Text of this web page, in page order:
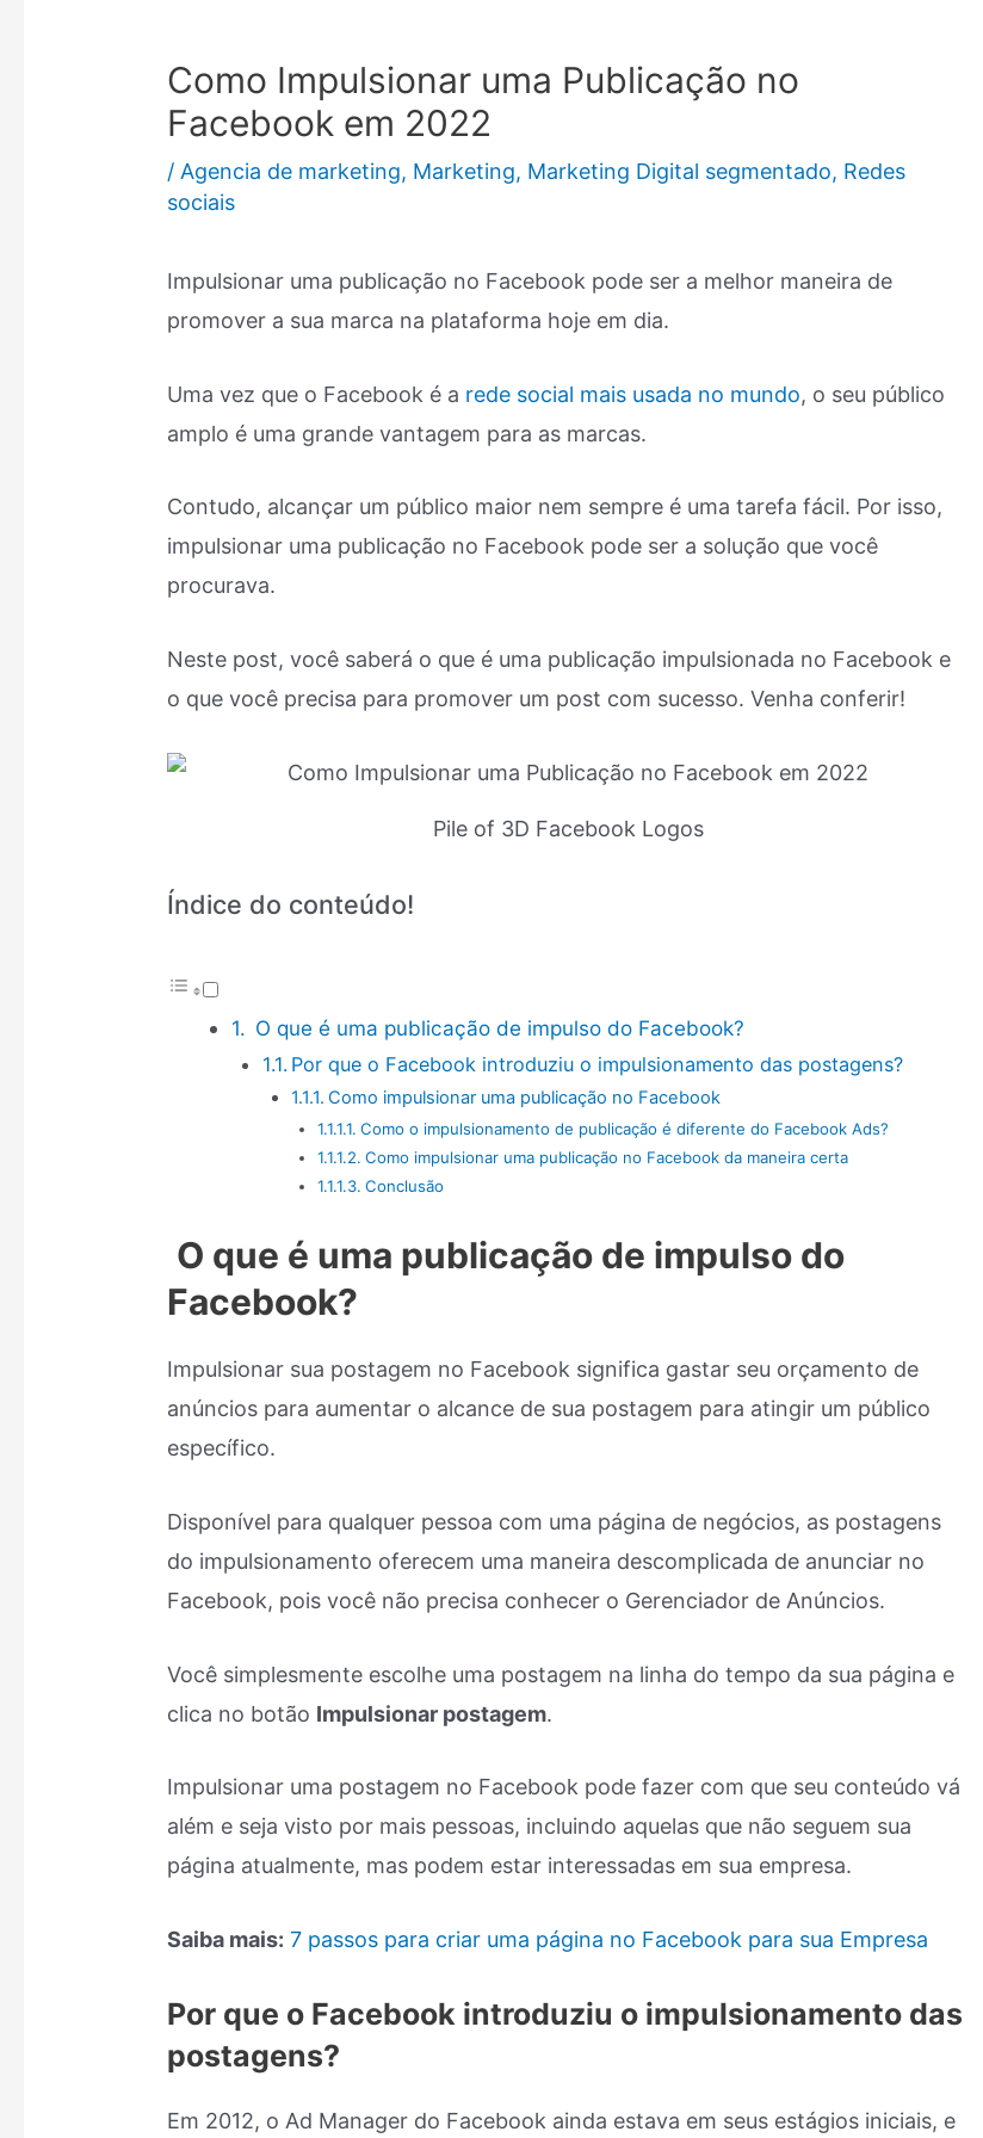
Como Impulsionar uma Publicação no
Facebook em 2022
/ Agencia de marketing, Marketing, Marketing Digital segmentado, Redes
sociais
Impulsionar uma publicação no Facebook pode ser a melhor maneira de
promover a sua marca na plataforma hoje em dia.
Uma vez que o Facebook é a rede social mais usada no mundo, o seu público
amplo é uma grande vantagem para as marcas.
Contudo, alcançar um público maior nem sempre é uma tarefa fácil. Por isso,
impulsionar uma publicação no Facebook pode ser a solução que você
procurava.
Neste post, você saberá o que é uma publicação impulsionada no Facebook e
o que você precisa para promover um post com sucesso. Venha conferir!
Pile of 3D Facebook Logos
Índice do conteúdo!
O que é uma publicação de impulso do Facebook?
Por que o Facebook introduziu o impulsionamento das postagens?
Como impulsionar uma publicação no Facebook
Como o impulsionamento de publicação é diferente do Facebook Ads?
Como impulsionar uma publicação no Facebook da maneira certa
Conclusão
O que é uma publicação de impulso do
Facebook?
Impulsionar sua postagem no Facebook significa gastar seu orçamento de
anúncios para aumentar o alcance de sua postagem para atingir um público
específico.
Disponível para qualquer pessoa com uma página de negócios, as postagens
do impulsionamento oferecem uma maneira descomplicada de anunciar no
Facebook, pois você não precisa conhecer o Gerenciador de Anúncios.
Você simplesmente escolhe uma postagem na linha do tempo da sua página e
clica no botão Impulsionar postagem.
Impulsionar uma postagem no Facebook pode fazer com que seu conteúdo vá
além e seja visto por mais pessoas, incluindo aquelas que não seguem sua
página atualmente, mas podem estar interessadas em sua empresa.
Saiba mais: 7 passos para criar uma página no Facebook para sua Empresa
Por que o Facebook introduziu o impulsionamento das
postagens?
Em 2012, o Ad Manager do Facebook ainda estava em seus estágios iniciais, e